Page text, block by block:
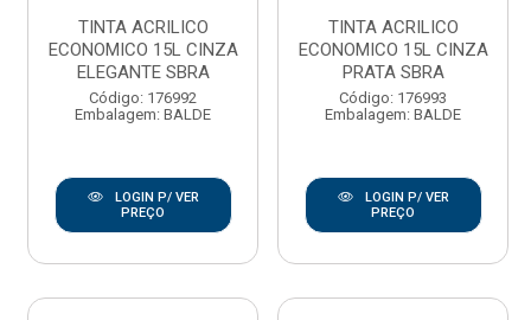
TINTA ACRILICO
ECONOMICO 15L CINZA
ELEGANTE SBRA
Código: 176992
Embalagem: BALDE
LOGIN P/ VER
PREÇO
TINTA ACRILICO
ECONOMICO 15L CINZA
PRATA SBRA
Código: 176993
Embalagem: BALDE
LOGIN P/ VER
PREÇO